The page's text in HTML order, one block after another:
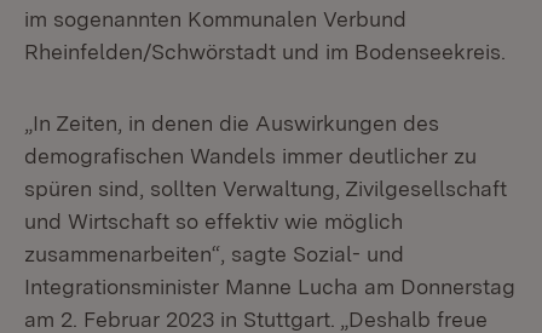
im sogenannten Kommunalen Verbund
Rheinfelden/Schwörstadt und im Bodenseekreis.
„In Zeiten, in denen die Auswirkungen des
demografischen Wandels immer deutlicher zu
spüren sind, sollten Verwaltung, Zivilgesellschaft
und Wirtschaft so effektiv wie möglich
zusammenarbeiten“, sagte Sozial- und
Integrationsminister Manne Lucha am Donnerstag
am 2. Februar 2023 in Stuttgart. „Deshalb freue